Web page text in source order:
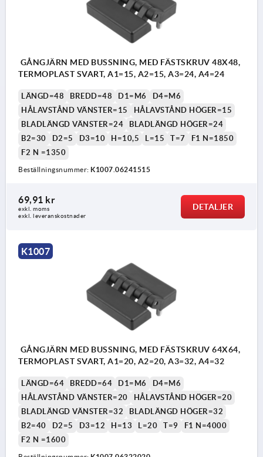
GÅNGJÄRN MED BUSSNING, MED FÄSTSKRUV 48X48,
TERMOPLAST SVART, A1=15, A2=15, A3=24, A4=24
LÄNGD=48 BREDD=48 D1=M6
D4=M6
HÅLAVSTÅND VÄNSTER=15
HÅLAVSTÅND HÖGER=15
BLADLÄNGD VÄNSTER=24
BLADLÄNGD HÖGER=24
B2=30
D2=5 D3=10 H=10,5 L=15 T=7
F1 N=1850
F2 N =1350
Beställningsnummer: K1007.06241515
69,91 kr
exkl. moms
exkl. leveranskostnader
DETALJER
K1007
GÅNGJÄRN MED BUSSNING, MED FÄSTSKRUV 64X64,
TERMOPLAST SVART, A1=20, A2=20, A3=32, A4=32
LÄNGD=64 BREDD=64 D1=M6
D4=M6
HÅLAVSTÅND VÄNSTER=20
HÅLAVSTÅND HÖGER=20
BLADLÄNGD VÄNSTER=32
BLADLÄNGD HÖGER=32
B2=40
D2=5 D3=12 H=13 L=20 T=9
F1 N=4000
F2 N =1600